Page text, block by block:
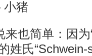
猪
简单：因为
姓氏